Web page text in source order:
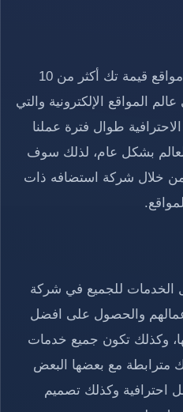
نقدم لك في شركة استضافة مواقع قيمة تك أكثر من 10
المواقع الإلكترونية والتي
طوال فترة عملنا
بشكل عام، لذلك سوف
خلال شركة استضافه ذات
الخدمات للجميع في شركة
والحصول على افضل
وكذلك تكون جميع خدمات
مترابطة مع بعضها البعض
احترافية وكذلك تصميم